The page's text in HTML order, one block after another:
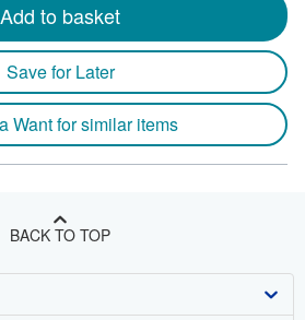
Add to basket
Save for Later
Want for similar items
BACK TO TOP